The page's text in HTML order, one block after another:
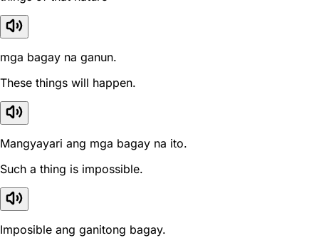
mga bagay na ganun.
These things will happen.
Mangyayari ang mga bagay na ito.
Such a thing is impossible.
Imposible ang ganitong bagay.